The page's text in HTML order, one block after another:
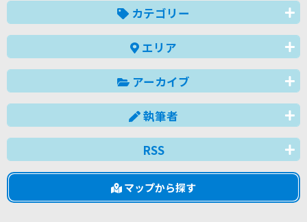
カテゴリー
エリア
アーカイブ
執筆者
RSS
マップから探す